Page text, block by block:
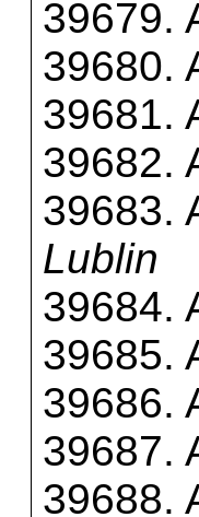
39679.
39680.
39681.
39682.
39683.
Lublin
39684.
39685.
39686.
39687.
39688.